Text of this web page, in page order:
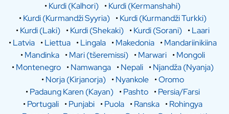
•Kurdi (Kalhori) •Kurdi (Kermanshahi)
•Kurdi (Kurmandži Syyria) •Kurdi (Kurmandži Turkki)
•Kurdi (Laki) •Kurdi (Shekaki) •Kurdi (Sorani) •Laari
•Latvia •Liettua •Lingala •Makedonia •Mandariinikiina
•Mandinka •Mari (tšeremissi) •Marwari •Mongoli
•Montenegro •Namwanga •Nepali •Njandža (Nyanja)
•Norja (Kirjanorja) •Nyankole •Oromo
•Padaung Karen (Kayan) •Pashto •Persia/Farsi
•Portugali •Punjabi •Puola •Ranska •Rohingya